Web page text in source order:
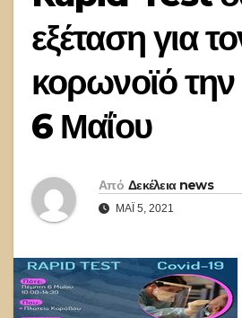
εξέταση για
κορωνοϊό
6 Μαΐου
Από Δεκέλεια news
ΜΆΙ 5, 2021